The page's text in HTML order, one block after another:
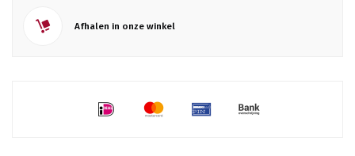
Afhalen in onze winkel